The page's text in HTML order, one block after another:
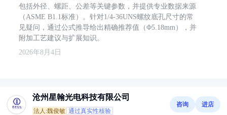
包括外径、螺距、公差等关键参数，并提供专业数据来源
（ASME B1.1标准）。针对1/4-36UNS螺纹底孔尺寸的常
见疑问，通过公式推导给出精确推荐值（Φ5.18mm），并
附加工艺建议与扩展知识。
2026年8月4日
沧州星翰光电科技有限公司
法人:魏俊敏 通过真实性核验
咨询 进店